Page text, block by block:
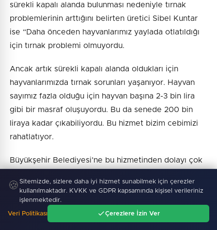
sürekli kapalı alanda bulunması nedeniyle tırnak
problemlerinin arttığını belirten üretici Sibel Kuntar
ise “Daha önceden hayvanlarımız yaylada otlatıldığı
için tırnak problemi olmuyordu.
Ancak artık sürekli kapalı alanda oldukları için
hayvanlarımızda tırnak sorunları yaşanıyor. Hayvan
sayımız fazla olduğu için hayvan başına 2-3 bin lira
gibi bir masraf oluşuyordu. Bu da senede 200 bin
liraya kadar çıkabiliyordu. Bu hizmet bizim cebimizi
rahatlatıyor.
Büyükşehir Belediyesi’ne bu hizmetinden dolayı çok
Haber : İGF Haber
🍪 Sitemizde, sizlere daha iyi hizmet sunabilmek için çerezler
kullanılmaktadır. KVKK ve GDPR kapsamında kişisel verileriniz
işlenmektedir.
Veri Politikası Çerezlere İzin Ver
Gündem Ara Menü